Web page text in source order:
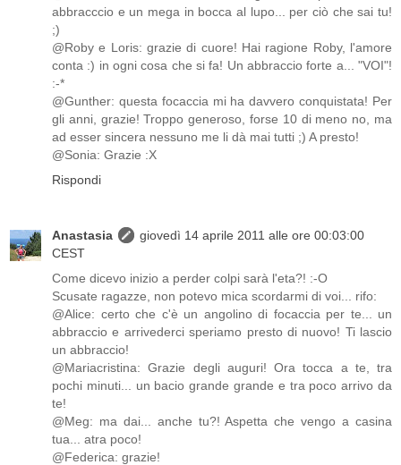
abbracccio e un mega in bocca al lupo... per ciò che sai tu!
;)
@Roby e Loris: grazie di cuore! Hai ragione Roby, l'amore
conta :) in ogni cosa che si fa! Un abbraccio forte a... "VOI"!
:-*
@Gunther: questa focaccia mi ha davvero conquistata! Per
gli anni, grazie! Troppo generoso, forse 10 di meno no, ma
ad esser sincera nessuno me li dà mai tutti ;) A presto!
@Sonia: Grazie :X
Rispondi
Anastasia
giovedì 14 aprile 2011 alle ore 00:03:00
CEST
Come dicevo inizio a perder colpi sarà l'eta?! :-O
Scusate ragazze, non potevo mica scordarmi di voi... rifo:
@Alice: certo che c'è un angolino di focaccia per te... un
abbraccio e arrivederci speriamo presto di nuovo! Ti lascio
un abbraccio!
@Mariacristina: Grazie degli auguri! Ora tocca a te, tra
pochi minuti... un bacio grande grande e tra poco arrivo da
te!
@Meg: ma dai... anche tu?! Aspetta che vengo a casina
tua... atra poco!
@Federica: grazie!